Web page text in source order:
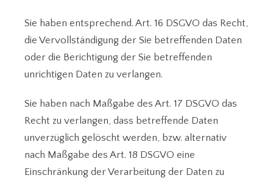
Sie haben entsprechend. Art. 16 DSGVO das Recht,
die Vervollständigung der Sie betreffenden Daten
oder die Berichtigung der Sie betreffenden
unrichtigen Daten zu verlangen.
Sie haben nach Maßgabe des Art. 17 DSGVO das
Recht zu verlangen, dass betreffende Daten
unverzüglich gelöscht werden, bzw. alternativ
nach Maßgabe des Art. 18 DSGVO eine
Einschränkung der Verarbeitung der Daten zu